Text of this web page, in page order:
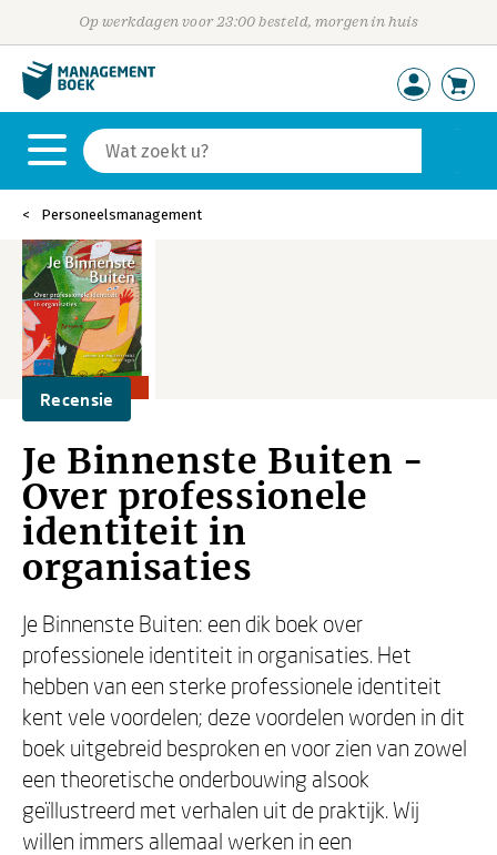
Op werkdagen voor 23:00 besteld, morgen in huis
Personeelsmanagement
Recensie
Je Binnenste Buiten -
Over professionele
identiteit in
organisaties
Je Binnenste Buiten: een dik boek over
professionele identiteit in organisaties. Het
hebben van een sterke professionele identiteit
kent vele voordelen; deze voordelen worden in dit
boek uitgebreid besproken en voor zien van zowel
een theoretische onderbouwing alsook
geïllustreerd met verhalen uit de praktijk. Wij
willen immers allemaal werken in een